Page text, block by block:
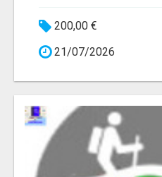
200,00 €
21/07/2026